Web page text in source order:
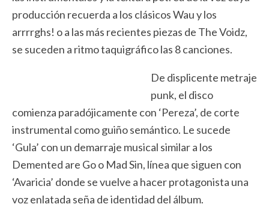
producción recuerda a los clásicos Wau y los
arrrrghs! o a las más recientes piezas de The Voidz,
se suceden a ritmo taquigráfico las 8 canciones.
De displicente metraje
punk, el disco
comienza paradójicamente con ‘Pereza’, de corte
instrumental como guiño semántico. Le sucede
‘Gula’ con un demarraje musical similar a los
Demented are Go o Mad Sin, línea que siguen con
‘Avaricia’ donde se vuelve a hacer protagonista una
voz enlatada seña de identidad del álbum.